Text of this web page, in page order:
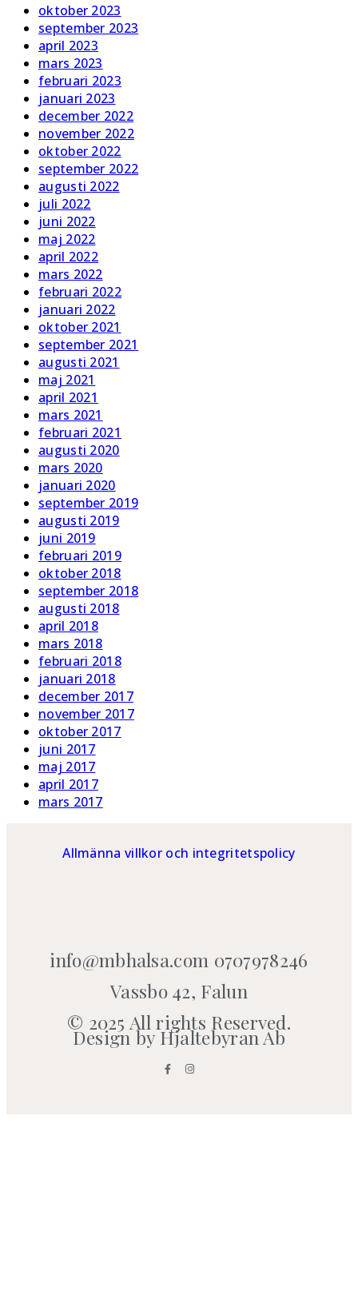
oktober 2023
september 2023
april 2023
mars 2023
februari 2023
januari 2023
december 2022
november 2022
oktober 2022
september 2022
augusti 2022
juli 2022
juni 2022
maj 2022
april 2022
mars 2022
februari 2022
januari 2022
oktober 2021
september 2021
augusti 2021
maj 2021
april 2021
mars 2021
februari 2021
augusti 2020
mars 2020
januari 2020
september 2019
augusti 2019
juni 2019
februari 2019
oktober 2018
september 2018
augusti 2018
april 2018
mars 2018
februari 2018
januari 2018
december 2017
november 2017
oktober 2017
juni 2017
maj 2017
april 2017
mars 2017
Allmänna villkor och integritetspolicy
info@mbhalsa.com 0707978246
Vassbo 42, Falun
© 2025 All rights Reserved.
Design by Hjaltebyran Ab